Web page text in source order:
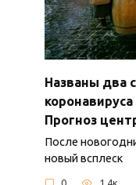
Названы два
Прогноз
После
новый всплеск